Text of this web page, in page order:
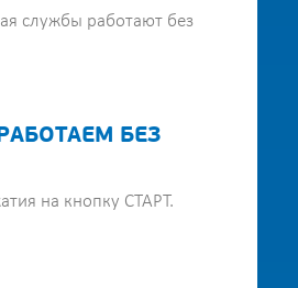
службы работают без
БЕЗ
на кнопку СТАРТ.